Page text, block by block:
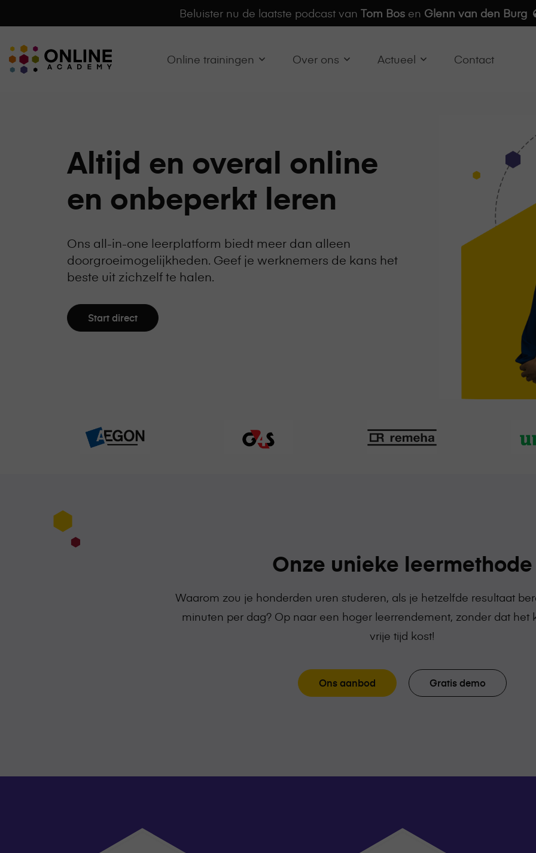
Beluister nu de laatste podcast van Tom Bos en Glenn van den Burg
Online
Academy
organisaties
Logo
Online trainingen Over ons Actueel Contact
Altijd en overal online
en onbeperkt leren
Ons all-in-one leerplatform biedt meer dan alleen
doorgroeimogelijkheden. Geef je werknemers de kans het
beste uit zichzelf te halen.
Start direct
Onze unieke leermethode
Waarom zou je honderden uren studeren, als je hetzelfde resultaat
minuten per dag? Op naar een hoger leerrendement, zonder dat het
vrije tijd kost!
Ons aanbod Gratis demo